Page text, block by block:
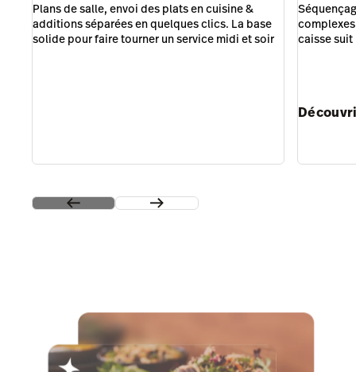
Plans de salle, envoi des plats en cuisine &
additions séparées en quelques clics. La base
solide pour faire tourner un service midi et soir
caisse suit